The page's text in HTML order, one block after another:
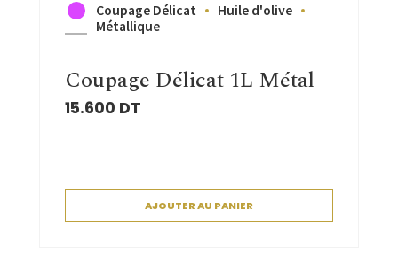
Coupage Délicat
Huile d'olive
Métallique
Coupage Délicat 1L Métal
15.600 DT
AJOUTER AU PANIER